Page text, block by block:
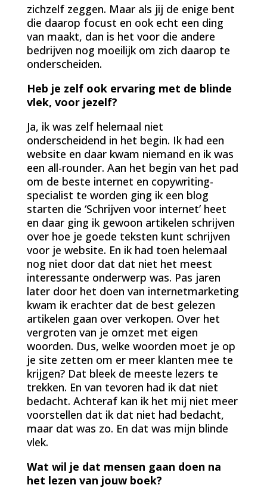
zichzelf zeggen. Maar als jij de enige bent
die daarop focust en ook echt een ding
van maakt, dan is het voor die andere
bedrijven nog moeilijk om zich daarop te
onderscheiden.
Heb je zelf ook ervaring met de blinde
vlek, voor jezelf?
Ja, ik was zelf helemaal niet
onderscheidend in het begin. Ik had een
website en daar kwam niemand en ik was
een all-rounder. Aan het begin van het pad
om de beste internet en copywriting-
specialist te worden ging ik een blog
starten die ‘Schrijven voor internet’ heet
en daar ging ik gewoon artikelen schrijven
over hoe je goede teksten kunt schrijven
voor je website. En ik had toen helemaal
nog niet door dat dat niet het meest
interessante onderwerp was. Pas jaren
later door het doen van internetmarketing
kwam ik erachter dat de best gelezen
artikelen gaan over verkopen. Over het
vergroten van je omzet met eigen
woorden. Dus, welke woorden moet je op
je site zetten om er meer klanten mee te
krijgen? Dat bleek de meeste lezers te
trekken. En van tevoren had ik dat niet
bedacht. Achteraf kan ik het mij niet meer
voorstellen dat ik dat niet had bedacht,
maar dat was zo. En dat was mijn blinde
vlek.
Wat wil je dat mensen gaan doen na
het lezen van jouw boek?